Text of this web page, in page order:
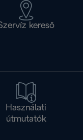
kereső
Használati
útmutatók